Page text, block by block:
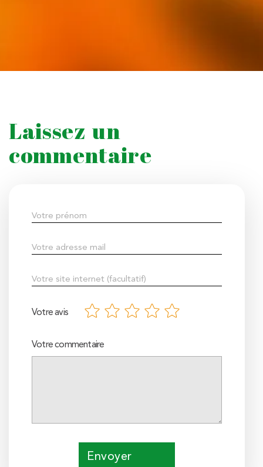
Laissez un
commentaire
Votre avis
Votre commentaire
Envoyer